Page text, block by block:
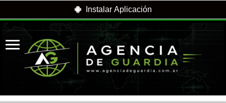
Instalar Aplicación